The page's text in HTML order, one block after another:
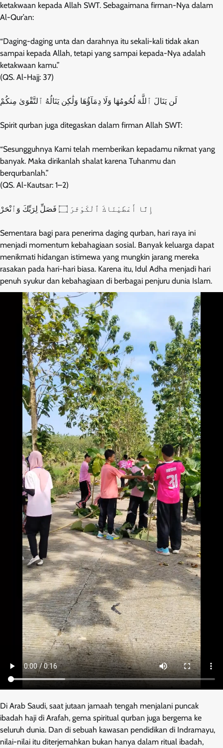
ketakwaan kepada Allah SWT. Sebagaimana firman-Nya dalam
Al-Qur’an:
“Daging-daging unta dan darahnya itu sekali-kali tidak akan
sampai kepada Allah, tetapi yang sampai kepada-Nya adalah
ketakwaan kamu.”
(QS. Al-Hajj: 37)
لَن يَنَالَ ٱللَّهَ لُحُومُهَا وَلَا دِمَآؤُهَا وَلَٰكِن يَنَالُهُ ٱلتَّقْوَىٰ مِنكُمْ
Spirit qurban juga ditegaskan dalam firman Allah SWT:
“Sesungguhnya Kami telah memberikan kepadamu nikmat yang
banyak. Maka dirikanlah shalat karena Tuhanmu dan
berqurbanlah.”
(QS. Al-Kautsar: 1–2)
إِنَّا أَعْطَيْنَاكَ ٱلْكَوْثَرَ ۝ فَصَلِّ لِرَبِّكَ وَٱنْحَرْ
Sementara bagi para penerima daging qurban, hari raya ini
menjadi momentum kebahagiaan sosial. Banyak keluarga dapat
menikmati hidangan istimewa yang mungkin jarang mereka
rasakan pada hari-hari biasa. Karena itu, Idul Adha menjadi hari
penuh syukur dan kebahagiaan di berbagai penjuru dunia Islam.
Di Arab Saudi, saat jutaan jamaah tengah menjalani puncak
ibadah haji di Arafah, gema spiritual qurban juga bergema ke
seluruh dunia. Dan di sebuah kawasan pendidikan di Indramayu,
nilai-nilai itu diterjemahkan bukan hanya dalam ritual ibadah,